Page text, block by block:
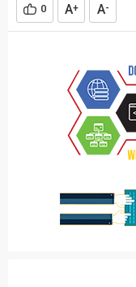
0 A+ A-